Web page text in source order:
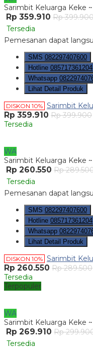
Sarimbit Keluarga Keke
Rp 359.910 Rp
Tersedia
Pemesanan dapat
SMS 082297407600
Hotline 085717361204
Whatsapp
Lihat Detail Produk
DISKON 10% Sarimbit
Rp 359.910 Rp 399.900
Tersedia
WA
Sarimbit Keluarga Keke
Rp 260.550 Rp
Tersedia
Pemesanan dapat
SMS 082297407600
Hotline 085717361204
Whatsapp
Lihat Detail Produk
DISKON 10% Sarimbit
Rp 260.550 Rp 289.500
Tersedia
Terpopuler
WA
Sarimbit Keluarga Keke
Rp 269.910 Rp
Tersedia